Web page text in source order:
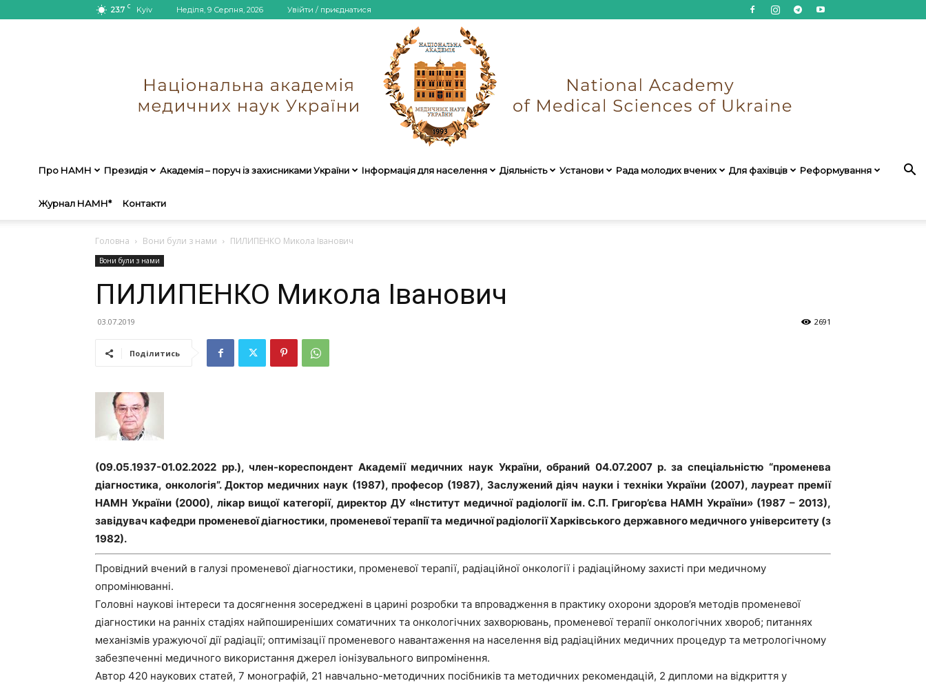
23.7 C Kyiv Неділя, 9 Серпня, 2026 Увійти / приєднатися
України
Про НАМН Президія Академія – поруч із захисниками України Інформація для населення Діяльність Установи Рада молодих вчених Для фахівців Реформування
Журнал НАМН* Контакти
Головна Вони були з нами ПИЛИПЕНКО Микола Іванович
Вони були з нами
ПИЛИПЕНКО Микола Іванович
03.07.2019 2691
Поділитись
(09.05.1937-01.02.2022 рр.), член-кореспондент Академії медичних наук України, обраний 04.07.2007 р. за спеціальністю “променева
діагностика, онкологія”. Доктор медичних наук (1987), професор (1987), Заслужений діяч науки і техніки України (2007), лауреат премії
НАМН України (2000), лікар вищої категорії, директор ДУ «Інститут медичної радiологiї iм. С.П. Григор’єва НАМН України» (1987 – 2013),
завiдувач кафедри променевої дiагностики, променевої терапiї та медичної радіології Харкiвського державного медичного унiверситету (з
1982).
Провідний вчений в галузі променевої діагностики, променевої терапії, радіаційної онкології і радіаційному захисті при медичному
опромінюванні.
Головнi науковi інтереси та досягнення зосередженi в царинi розробки та впровадження в практику охорони здоров’я методiв променевої
дiагностики на раннiх стадiях найпоширеніших соматичних та онкологiчних захворювань, променевої терапiї онкологiчних хвороб; питаннях
механiзмiв уражуючої дiї радiацiї; оптимізації променевого навантаження на населення від радіаційних медичних процедур та метрологічному
забезпеченні медичного використання джерел іонізувального випромінення.
Автор 420 наукових статей, 7 монографій, 21 навчально-методичних посібників та методичних рекомендацій, 2 дипломи на відкриття у